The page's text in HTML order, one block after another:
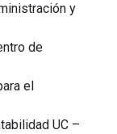
y
de
el
UC –